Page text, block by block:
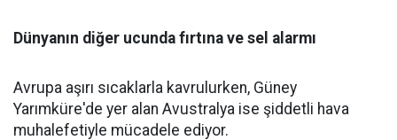
Dünyanın diğer ucunda fırtına ve sel alarmı
Avrupa aşırı sıcaklarla kavrulurken, Güney
Yarımküre'de yer alan Avustralya ise şiddetli hava
muhalefetiyle mücadele ediyor.